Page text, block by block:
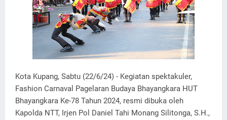
Kota Kupang, Sabtu (22/6/24) - Kegiatan spektakuler,
Fashion Carnaval Pagelaran Budaya Bhayangkara HUT
Bhayangkara Ke-78 Tahun 2024, resmi dibuka oleh
Kapolda NTT, Irjen Pol Daniel Tahi Monang Silitonga, S.H.,